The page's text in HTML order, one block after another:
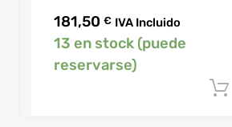
181,50 € IVA Incluido
13 en stock (puede
reservarse)